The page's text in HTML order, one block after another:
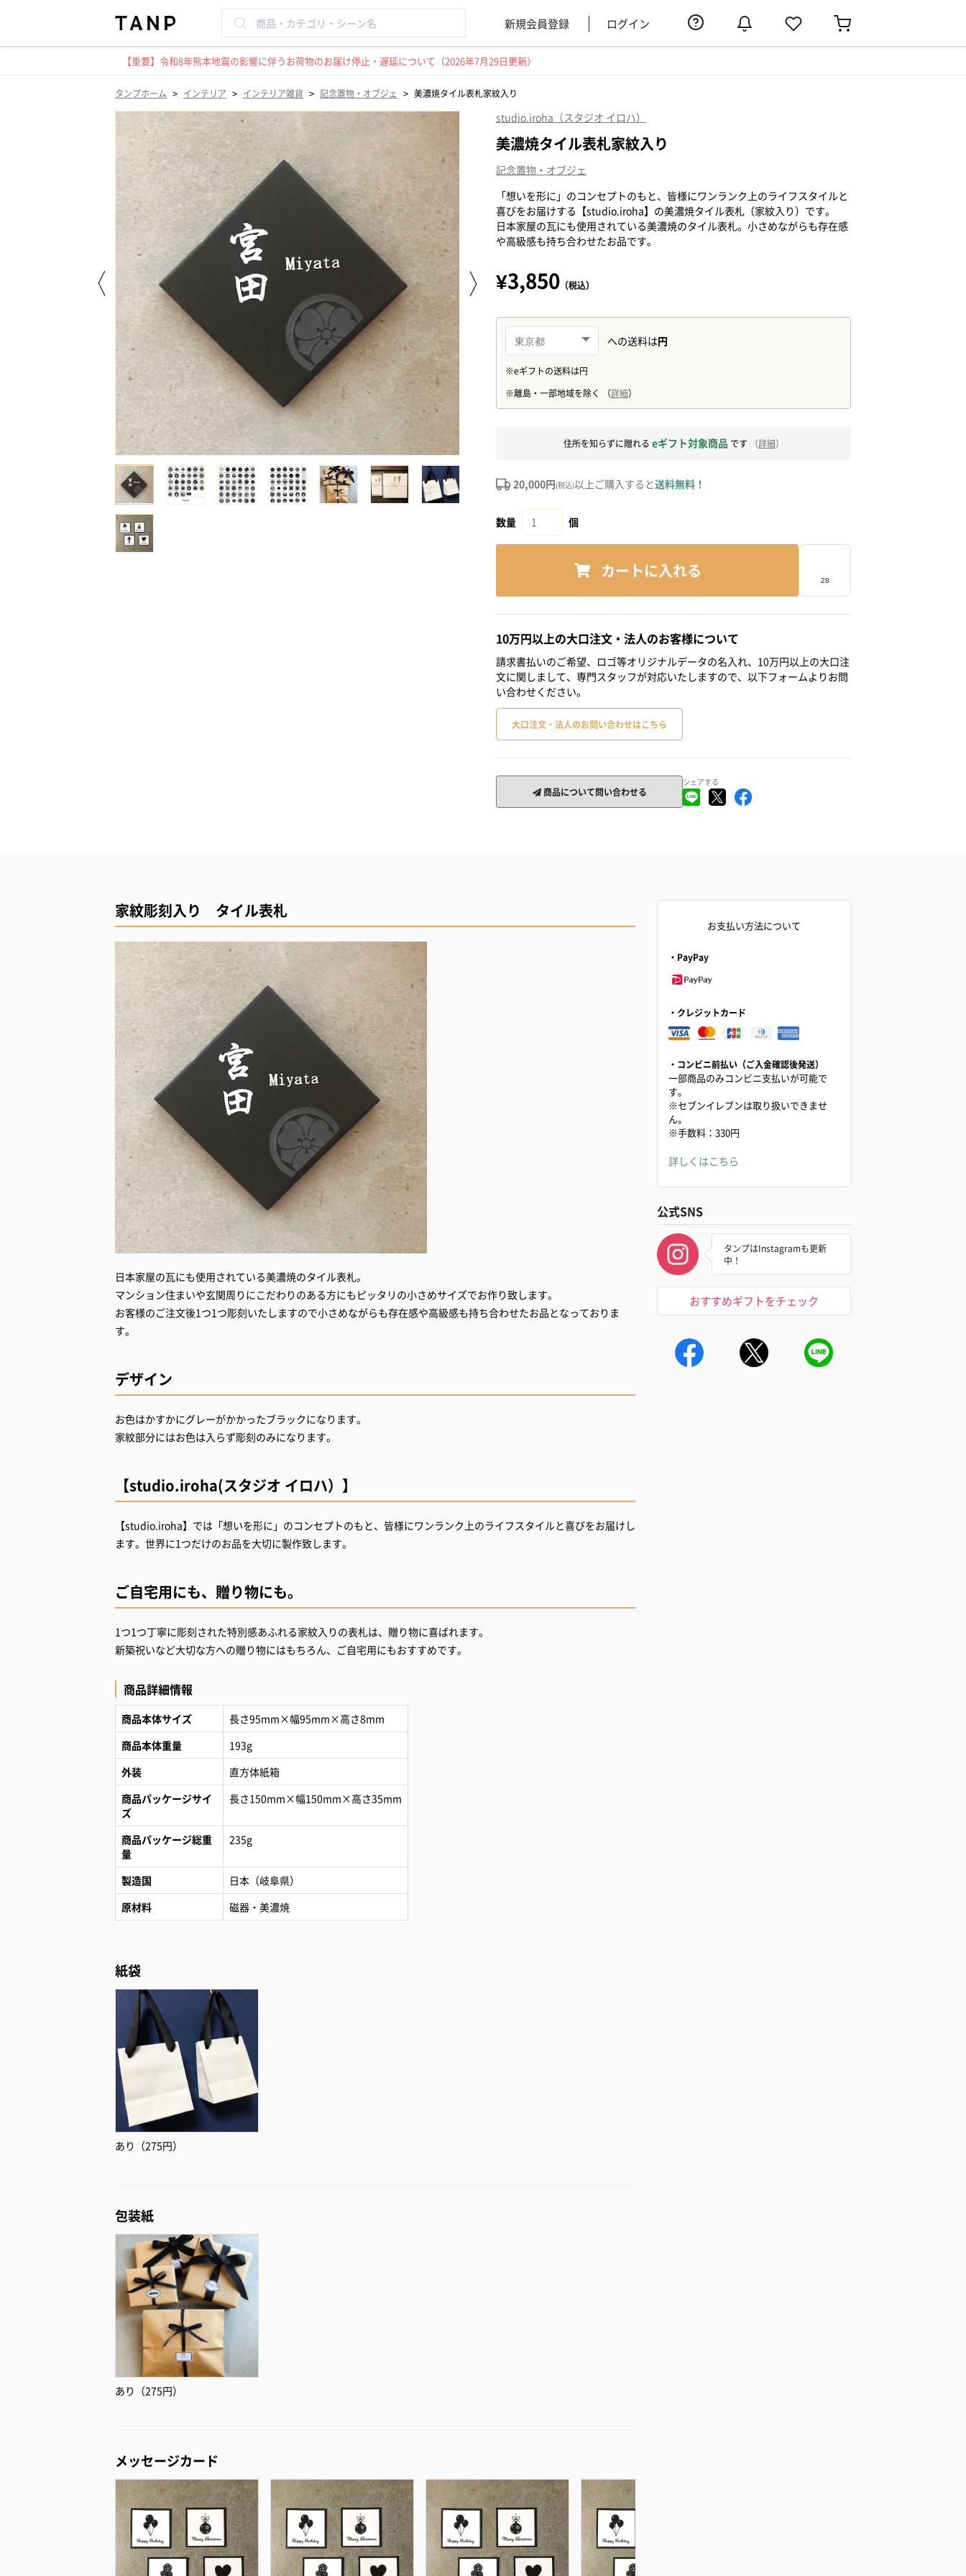
新規会員登録 ログイン
【重要】令和8年熊本地震の影響に伴うお荷物のお届け停止・遅延について（2026年7月29日更新）
タンプホーム > インテリア > インテリア雑貨 > 記念置物・オブジェ > 美濃焼タイル表札家紋入り
studio.iroha（スタジオ イロハ）
美濃焼タイル表札家紋入り
記念置物・オブジェ
「想いを形に」のコンセプトのもと、皆様にワンランク上のライフスタイルと
喜びをお届けする【studio.iroha】の美濃焼タイル表札（家紋入り）です。
日本家屋の瓦にも使用されている美濃焼のタイル表札。小さめながらも存在感
や高級感も持ち合わせたお品です。
¥3,850 （税込）
住所を知らずに贈れる eギフト対象商品 です （詳細）
20,000円(税込)以上ご購入すると送料無料！
数量 個
カートに入れる
10万円以上の大口注文・法人のお客様について
請求書払いのご希望、ロゴ等オリジナルデータの名入れ、10万円以上の大口注
文に関しまして、専門スタッフが対応いたしますので、以下フォームよりお問
い合わせください。
大口注文・法人のお問い合わせはこちら
商品について問い合わせる
シェアする
家紋彫刻入り タイル表札
日本家屋の瓦にも使用されている美濃焼のタイル表札。
マンション住まいや玄関周りにこだわりのある方にもピッタリの小さめサイズでお作り致します。
お客様のご注文後1つ1つ彫刻いたしますので小さめながらも存在感や高級感も持ち合わせたお品となっておりま
す。
デザイン
お色はかすかにグレーがかかったブラックになります。
【studio.iroha(スタジオ イロハ）】
【studio.iroha】では「想いを形に」のコンセプトのもと、皆様にワンランク上のライフスタイルと喜びをお届けし
ます。世界に1つだけのお品を大切に製作致します。
ご自宅用にも、贈り物にも。
1つ1つ丁寧に彫刻された特別感あふれる家紋入りの表札は、贈り物に喜ばれます。
新築祝いなど大切な方への贈り物にはもちろん、ご自宅用にもおすすめです。
商品詳細情報
商品本体サイズ
長さ95mm×幅95mm×高さ8mm
商品本体重量
193g
外装
直方体紙箱
商品パッケージサイ
ズ
長さ150mm×幅150mm×高さ35mm
商品パッケージ総重
量
235g
製造国
日本（岐阜県）
原材料
磁器・美濃焼
紙袋
あり（275円）
包装紙
あり（275円）
メッセージカード
お支払い方法について
・PayPay
・クレジットカード
・コンビニ前払い（ご入金確認後発送）
一部商品のみコンビニ支払いが可能で
す。
※セブンイレブンは取り扱いできませ
ん。
※手数料：330円
詳しくはこちら
公式SNS
タンプはInstagramも更新
中！
おすすめギフトをチェック